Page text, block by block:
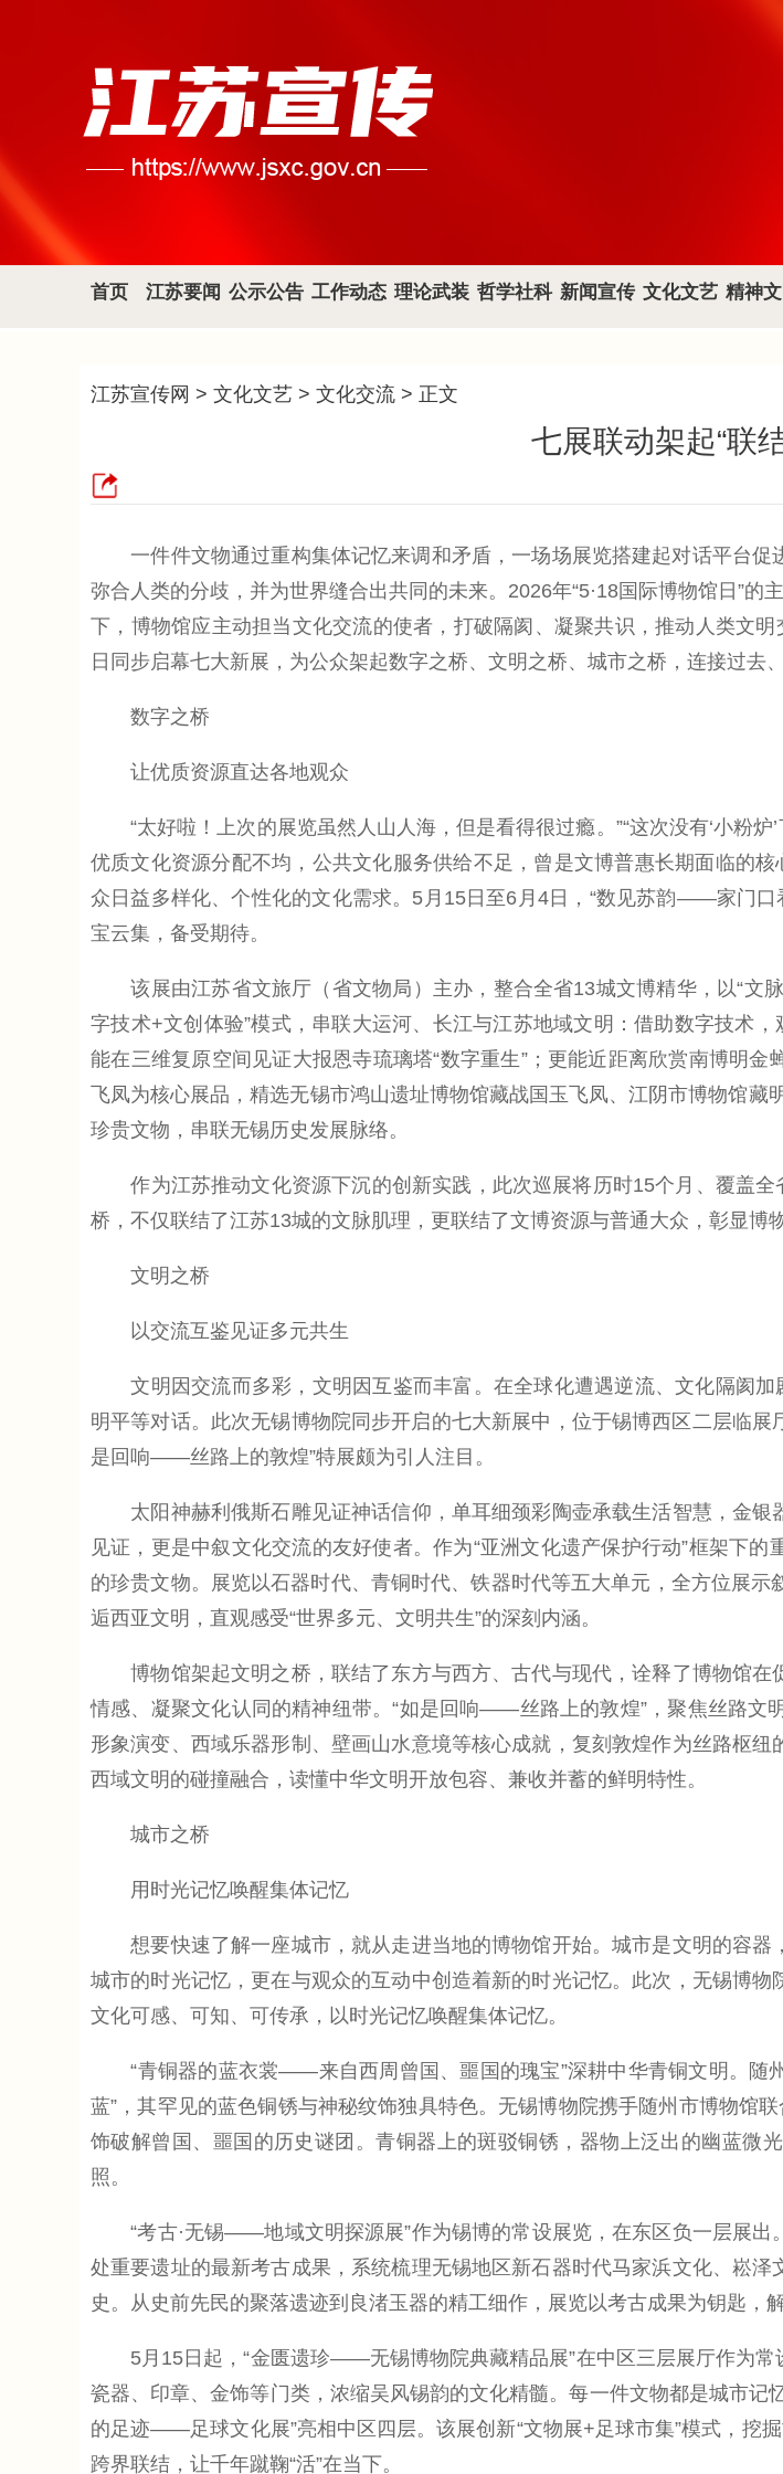
首页 江苏要闻 公示公告 工作动态 理论武装 哲学社科 新闻宣传 文化文艺 精神
江苏宣传网 > 文化文艺 > 文化交流 > 正文
七展联动架起“联
一件件文物通过重构集体记忆来调和矛盾，一场场展览搭建起对话平台促
弥合人类的分歧‌，并为世界缝合出共同的未来。2026年“5·18国际博物馆日”
下，博物馆应主动担当文化交流的使者，打破隔阂、凝聚共识，推动人类文
日同步启幕七大新展，为公众架起数字之桥、文明之桥、城市之桥，连接过去
数字之桥
让优质资源直达各地观众
“太好啦！上次的展览虽然人山人海，但是看得很过瘾。”“这次没有‘小粉炉’
优质文化资源分配不均，公共文化服务供给不足，曾是文博普惠长期面临的
众日益多样化、个性化的文化需求。5月15日至6月4日，“数见苏韵——家门口
宝云集，备受期待。
该展由江苏省文旅厅（省文物局）主办，整合全省13城文博精华，以“文
字技术+文创体验”模式，串联大运河、长江与江苏地域文明：借助数字技术
能在三维复原空间见证大报恩寺琉璃塔“数字重生”；更能近距离欣赏南博明
飞凤为核心展品，精选无锡市鸿山遗址博物馆藏战国玉飞凤、江阴市博物馆
珍贵文物，串联无锡历史发展脉络。
作为江苏推动文化资源下沉的创新实践，此次巡展将历时15个月、覆盖全
桥，不仅联结了江苏13城的文脉肌理，更联结了文博资源与普通大众，彰显博
文明之桥
以交流互鉴见证多元共生
文明因交流而多彩，文明因互鉴而丰富。在全球化遭遇逆流、文化隔阂加
明平等对话。此次无锡博物院同步开启的七大新展中，位于锡博西区二层临
是回响——丝路上的敦煌”特展颇为引人注目。
太阳神赫利俄斯石雕见证神话信仰，单耳细颈彩陶壶承载生活智慧，金
见证，更是中叙文化交流的友好使者。作为“亚洲文化遗产保护行动”框架下
的珍贵文物。展览以石器时代、青铜时代、铁器时代等五大单元，全方位展
逅西亚文明，直观感受“世界多元、文明共生”的深刻内涵。
博物馆架起文明之桥，联结了东方与西方、古代与现代，诠释了博物馆在
情感、凝聚文化认同的精神纽带。“如是回响——丝路上的敦煌”，聚焦丝路文
形象演变、西域乐器形制、壁画山水意境等核心成就，复刻敦煌作为丝路枢
西域文明的碰撞融合，读懂中华文明开放包容、兼收并蓄的鲜明特性。
城市之桥
用时光记忆唤醒集体记忆
想要快速了解一座城市，就从走进当地的博物馆开始。城市是文明的容器
城市的时光记忆，更在与观众的互动中创造着新的时光记忆。此次，无锡博
文化可感、可知、可传承，以时光记忆唤醒集体记忆。
“青铜器的蓝衣裳——来自西周曾国、噩国的瑰宝”深耕中华青铜文明。随州
蓝”，其罕见的蓝色铜锈与神秘纹饰独具特色。无锡博物院携手随州市博物馆
饰破解曾国、噩国的历史谜团。青铜器上的斑驳铜锈，器物上泛出的幽蓝微
照。
“考古·无锡——地域文明探源展”作为锡博的常设展览，在东区负一层展出
处重要遗址的最新考古成果，系统梳理无锡地区新石器时代马家浜文化、崧
史。从史前先民的聚落遗迹到良渚玉器的精工细作，展览以考古成果为钥匙，
5月15日起，“金匮遗珍——无锡博物院典藏精品展”在中区三层展厅作为常
瓷器、印章、金饰等门类，浓缩吴风锡韵的文化精髓。每一件文物都是城市
的足迹——足球文化展”亮相中区四层。该展创新“文物展+足球市集”模式，挖
跨界联结，让千年蹴鞠“活”在当下。